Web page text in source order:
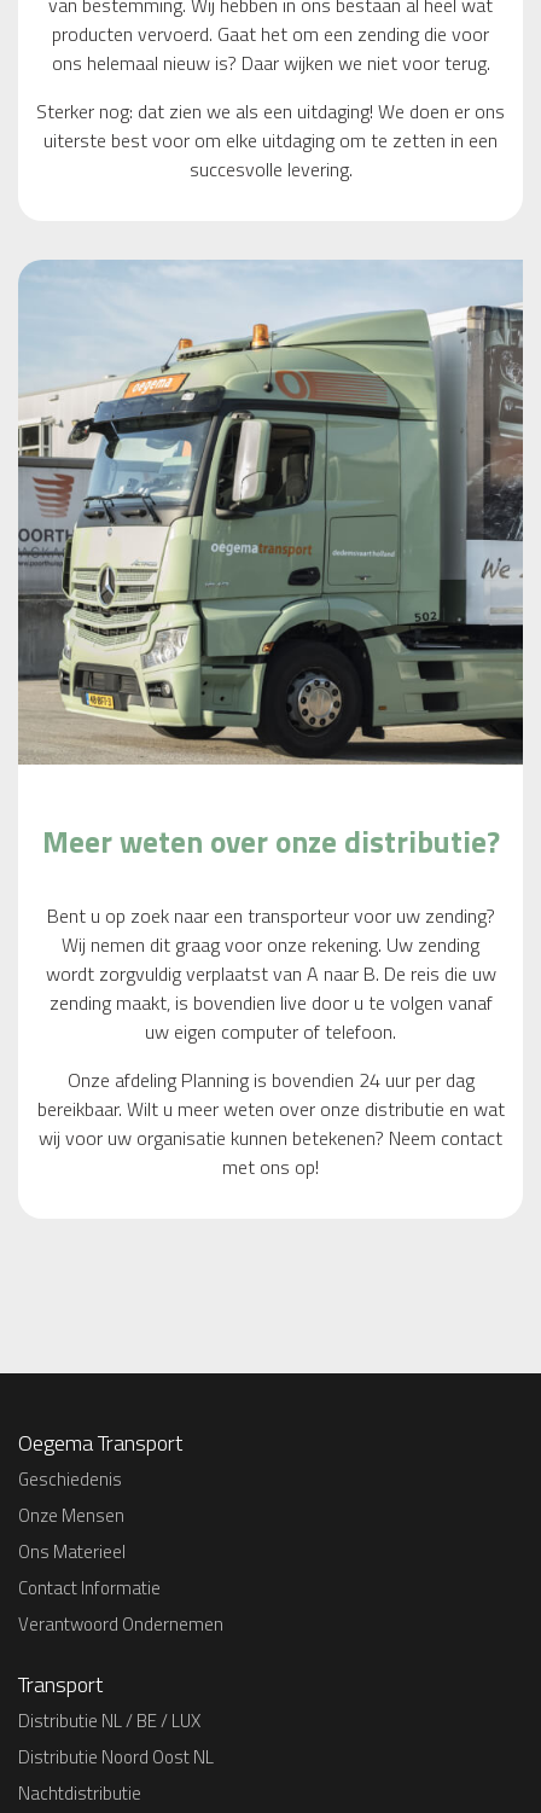
producten vervoerd. Gaat het om een zending die voor
ons helemaal nieuw is? Daar wijken we niet voor terug.
Sterker nog: dat zien we als een uitdaging! We doen er ons
uiterste best voor om elke uitdaging om te zetten in een
succesvolle levering.
Meer weten over onze distributie?
Bent u op zoek naar een transporteur voor uw zending?
Wij nemen dit graag voor onze rekening. Uw zending
wordt zorgvuldig verplaatst van A naar B. De reis die uw
zending maakt, is bovendien live door u te volgen vanaf
uw eigen computer of telefoon.
Onze afdeling Planning is bovendien 24 uur per dag
bereikbaar. Wilt u meer weten over onze distributie en wat
wij voor uw organisatie kunnen betekenen? Neem contact
met ons op!
Oegema Transport
Geschiedenis
Onze Mensen
Ons Materieel
Contact Informatie
Verantwoord Ondernemen
Transport
Distributie NL / BE / LUX
Distributie Noord Oost NL
Nachtdistributie